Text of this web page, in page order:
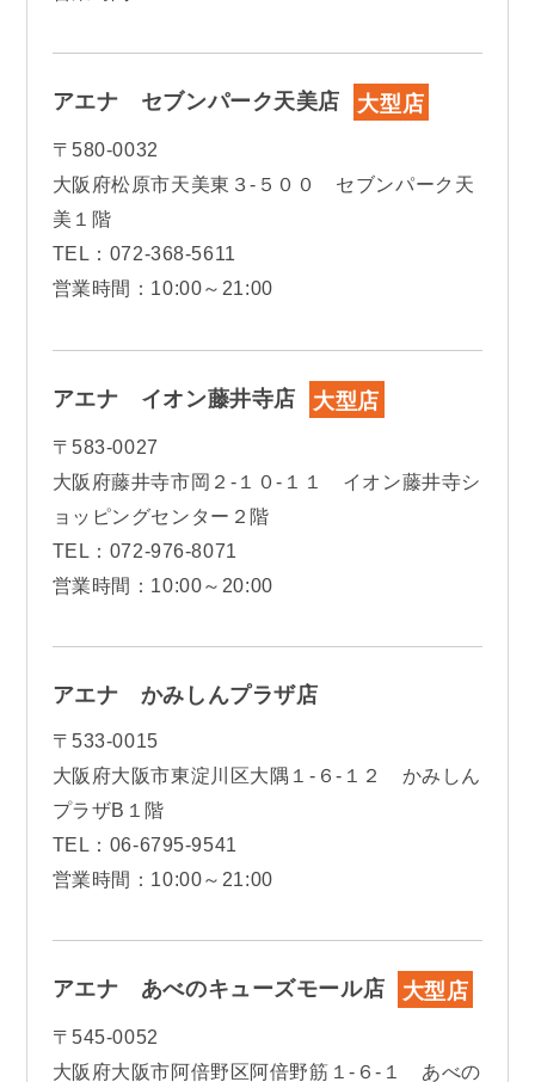
アエナ セブンパーク天美店 大型店
〒580‐0032
大阪府松原市天美東３-５００ セブンパーク天
美１階
TEL：072-368-5611
営業時間：10:00～21:00
アエナ イオン藤井寺店 大型店
〒583-0027
大阪府藤井寺市岡２-１０-１１ イオン藤井寺シ
ョッピングセンター２階
TEL：072-976-8071
営業時間：10:00～20:00
アエナ かみしんプラザ店
〒533-0015
大阪府大阪市東淀川区大隅１-６-１２ かみしん
プラザB１階
TEL：06-6795-9541
営業時間：10:00～21:00
アエナ あべのキューズモール店 大型店
〒545-0052
大阪府大阪市阿倍野区阿倍野筋１-６-１ あべの